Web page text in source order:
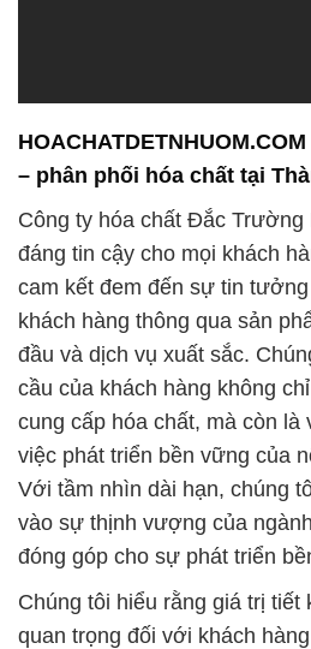
– phân phối hóa chất tại
Công ty hóa chất Đắc Trường
đáng tin cậy cho mọi khách
cam kết đem đến sự tin
khách hàng thông qua sản
đầu và dịch vụ xuất sắc.
cầu của khách hàng không
cung cấp hóa chất, mà còn là
việc phát triển bền vững của
Với tầm nhìn dài hạn, chúng
vào sự thịnh vượng của
đóng góp cho sự phát triển
Chúng tôi hiểu rằng giá trị tiết
quan trọng đối với khách